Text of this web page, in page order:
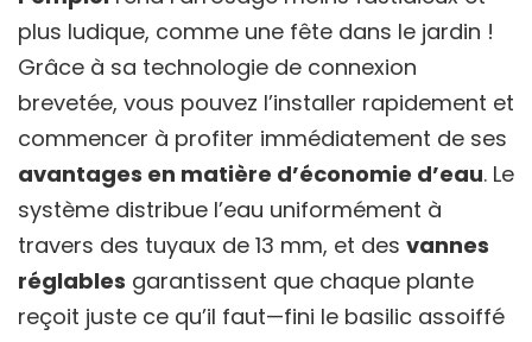
plus ludique, comme une fête dans le jardin !
Grâce à sa technologie de connexion
brevetée, vous pouvez l’installer rapidement et
commencer à profiter immédiatement de ses
avantages en matière d’économie d’eau. Le
système distribue l’eau uniformément à
travers des tuyaux de 13 mm, et des vannes
réglables garantissent que chaque plante
reçoit juste ce qu’il faut—fini le basilic assoiffé